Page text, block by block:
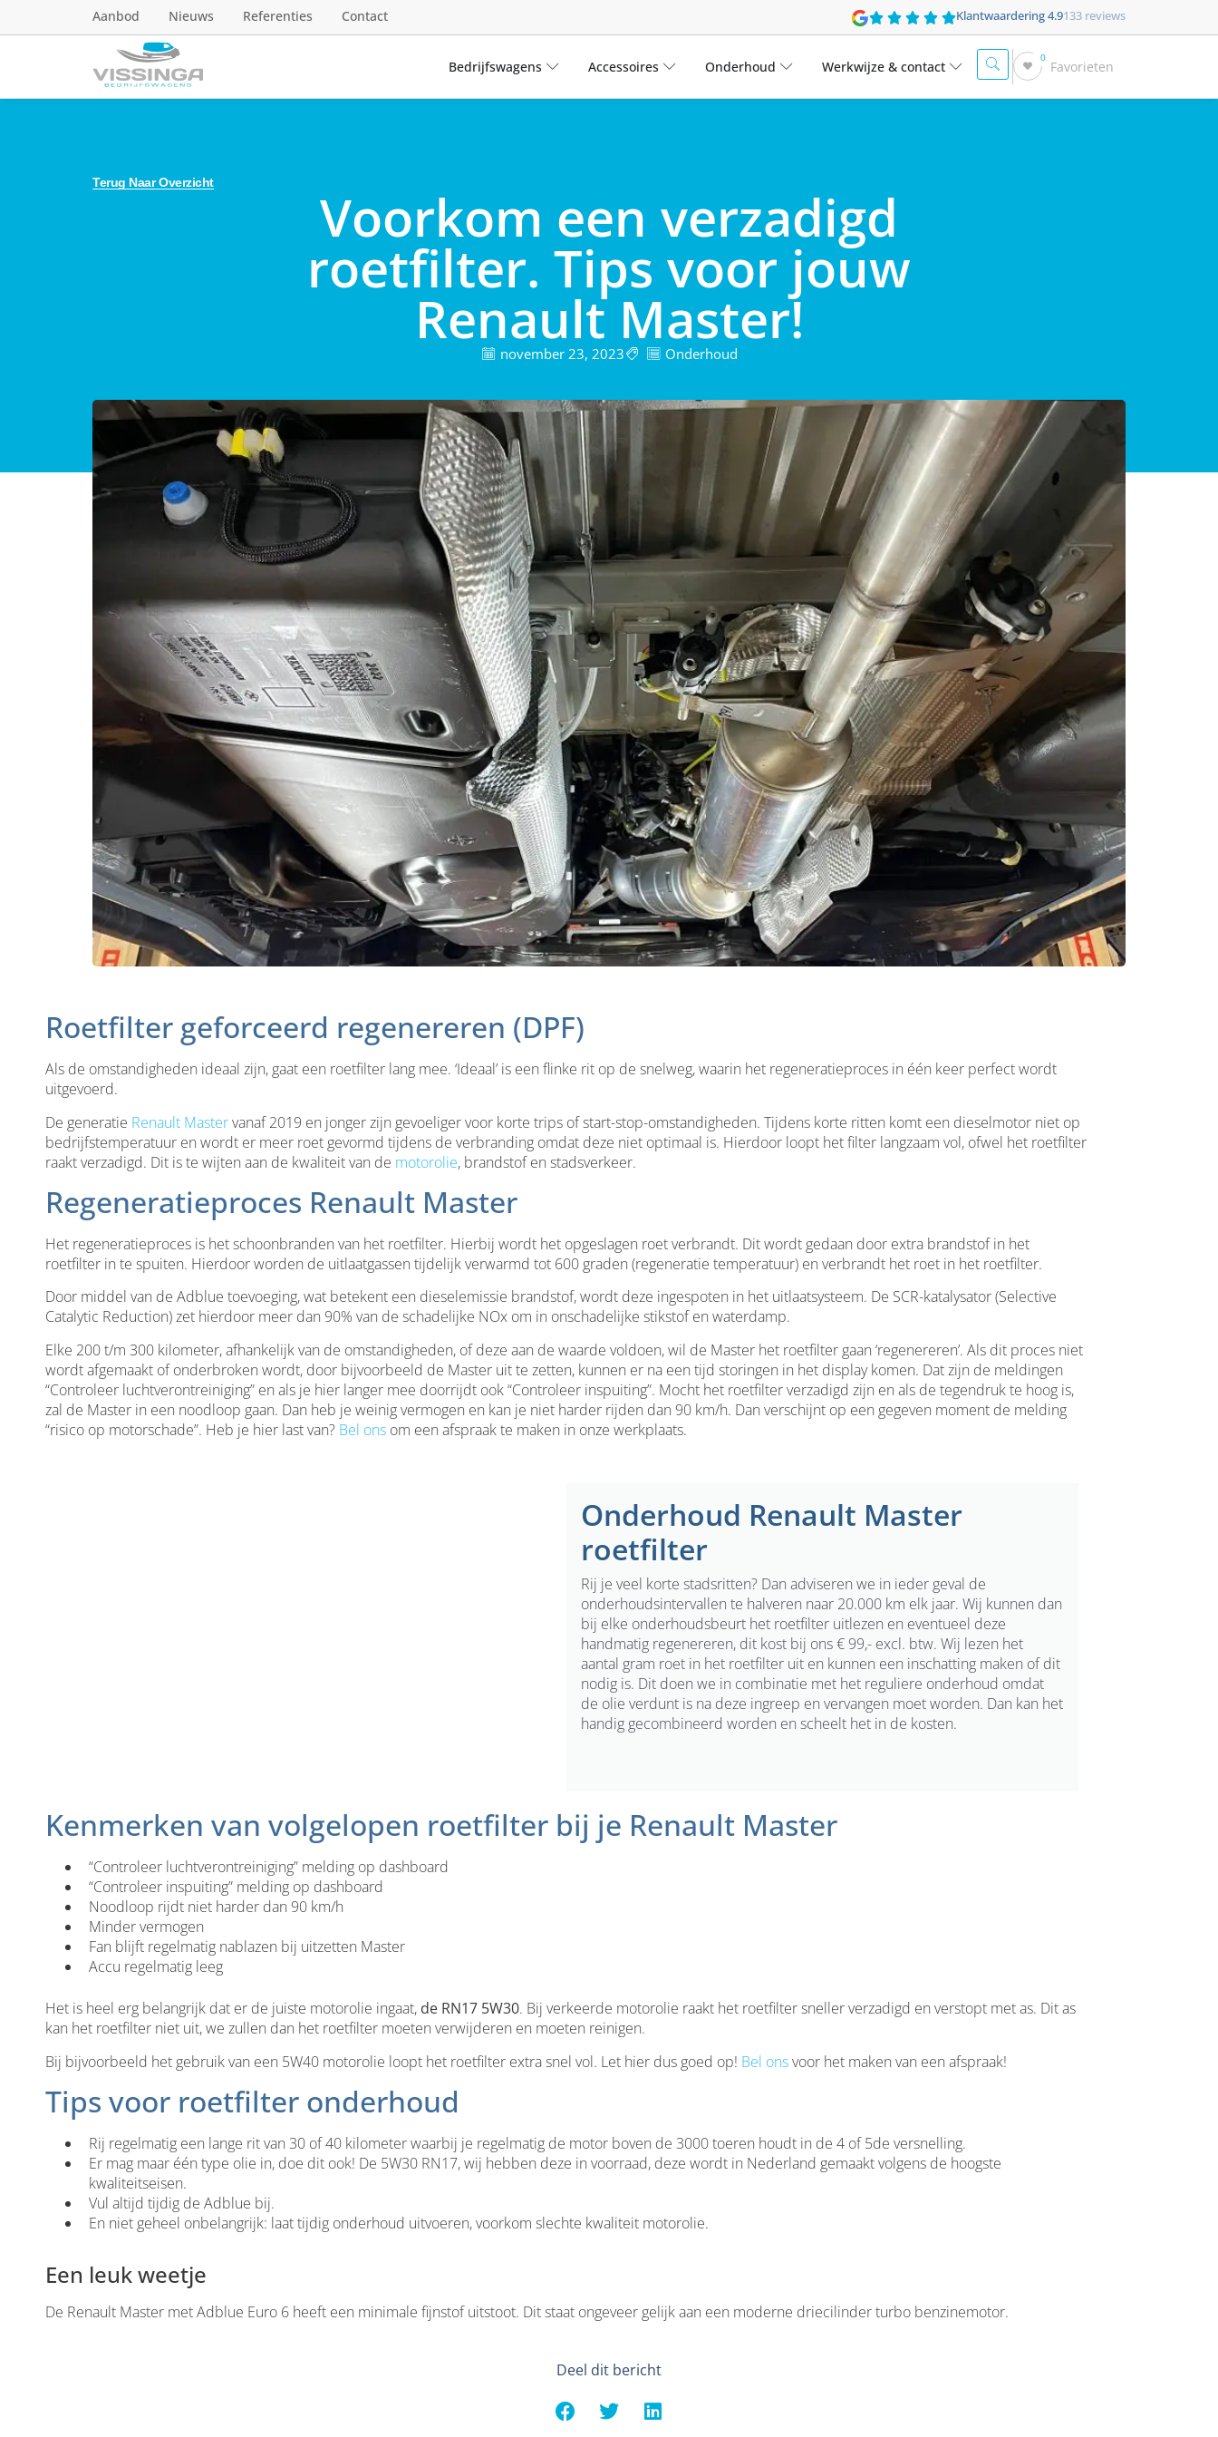
Aanbod Nieuws Referenties Contact Klantwaardering 4.9133 reviews
Bedrijfswagens Accessoires Onderhoud Werkwijze & contact
0
Favorieten
Terug Naar Overzicht Voorkom een verzadigd
roetfilter. Tips voor jouw
Renault Master!
november 23, 2023 Onderhoud
Roetfilter geforceerd regenereren (DPF)
Als de omstandigheden ideaal zijn, gaat een roetfilter lang mee. ‘Ideaal’ is een flinke rit op de snelweg, waarin het regeneratieproces in één keer perfect wordt
uitgevoerd.
De generatie Renault Mastervanaf 2019 en jonger zijn gevoeliger voor korte trips of start-stop-omstandigheden. Tijdens korte ritten komt een dieselmotor niet op
bedrijfstemperatuur en wordt er meer roet gevormd tijdens de verbranding omdat deze niet optimaal is. Hierdoor loopt het filter langzaam vol, ofwel het roetfilter
raakt verzadigd. Dit is te wijten aan de kwaliteit van de motorolie, brandstof en stadsverkeer.
Regeneratieproces Renault Master
Het regeneratieproces is het schoonbranden van het roetfilter. Hierbij wordt het opgeslagen roet verbrandt. Dit wordt gedaan door extra brandstof in het
roetfilter in te spuiten. Hierdoor worden de uitlaatgassen tijdelijk verwarmd tot 600 graden (regeneratie temperatuur) en verbrandt het roet in het roetfilter.
Door middel van de Adblue toevoeging, wat betekent een dieselemissie brandstof, wordt deze ingespoten in het uitlaatsysteem. De SCR-katalysator (Selective
Catalytic Reduction) zet hierdoor meer dan 90% van de schadelijke NOx om in onschadelijke stikstof en waterdamp.
Elke 200 t/m 300 kilometer, afhankelijk van de omstandigheden, of deze aan de waarde voldoen, wil de Master het roetfilter gaan ‘regenereren’. Als dit proces niet
wordt afgemaakt of onderbroken wordt, door bijvoorbeeld de Master uit te zetten, kunnen er na een tijd storingen in het display komen. Dat zijn de meldingen
“Controleer luchtverontreiniging” en als je hier langer mee doorrijdt ook “Controleer inspuiting”. Mocht het roetfilter verzadigd zijn en als de tegendruk te hoog is,
zal de Master in een noodloop gaan. Dan heb je weinig vermogen en kan je niet harder rijden dan 90 km/h. Dan verschijnt op een gegeven moment de melding
“risico op motorschade”. Heb je hier last van? Bel ons om een afspraak te maken in onze werkplaats.
Onderhoud Renault Master
roetfilter
Rij je veel korte stadsritten? Dan adviseren we in ieder geval de
onderhoudsintervallen te halveren naar 20.000 km elk jaar. Wij kunnen dan
bij elke onderhoudsbeurt het roetfilter uitlezen en eventueel deze
handmatig regenereren, dit kost bij ons € 99,- excl. btw. Wij lezen het
aantal gram roet in het roetfilter uit en kunnen een inschatting maken of dit
nodig is. Dit doen we in combinatie met het reguliere onderhoud omdat
de olie verdunt is na deze ingreep en vervangen moet worden. Dan kan het
handig gecombineerd worden en scheelt het in de kosten.
Kenmerken van volgelopen roetfilter bij je Renault Master
“Controleer luchtverontreiniging” melding op dashboard
“Controleer inspuiting” melding op dashboard
Noodloop rijdt niet harder dan 90 km/h
Minder vermogen
Fan blijft regelmatig nablazen bij uitzetten Master
Accu regelmatig leeg
Het is heel erg belangrijk dat er de juiste motorolie ingaat, de RN17 5W30. Bij verkeerde motorolie raakt het roetfilter sneller verzadigd en verstopt met as. Dit as
kan het roetfilter niet uit, we zullen dan het roetfilter moeten verwijderen en moeten reinigen.
Bij bijvoorbeeld het gebruik van een 5W40 motorolie loopt het roetfilter extra snel vol. Let hier dus goed op! Bel onsvoor het maken van een afspraak!
Tips voor roetfilter onderhoud
Rij regelmatig een lange rit van 30 of 40 kilometer waarbij je regelmatig de motor boven de 3000 toeren houdt in de 4 of 5de versnelling.
Er mag maar één type olie in, doe dit ook! De 5W30 RN17, wij hebben deze in voorraad, deze wordt in Nederland gemaakt volgens de hoogste
kwaliteitseisen.
Vul altijd tijdig de Adblue bij.
En niet geheel onbelangrijk: laat tijdig onderhoud uitvoeren, voorkom slechte kwaliteit motorolie.
Een leuk weetje
De Renault Master met Adblue Euro 6 heeft een minimale fijnstof uitstoot. Dit staat ongeveer gelijk aan een moderne driecilinder turbo benzinemotor.
Deel dit bericht